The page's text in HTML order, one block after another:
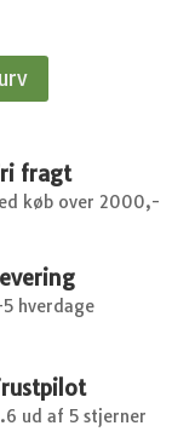
fragt
køb over 2000,-
5 hverdage
ud af 5 stjerner